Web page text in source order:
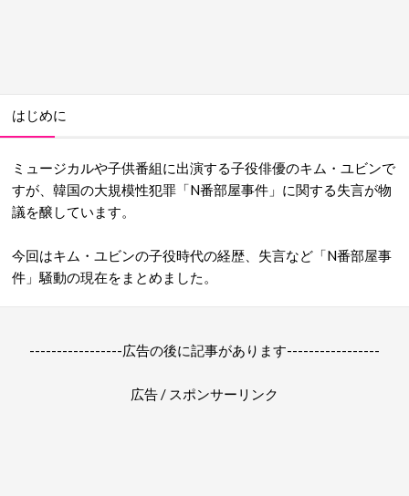
はじめに
ミュージカルや子供番組に出演する子役俳優のキム・ユビンで
すが、韓国の大規模性犯罪「N番部屋事件」に関する失言が物
議を醸しています。
今回はキム・ユビンの子役時代の経歴、失言など「N番部屋事
件」騒動の現在をまとめました。
-----------------広告の後に記事があります-----------------
広告 / スポンサーリンク